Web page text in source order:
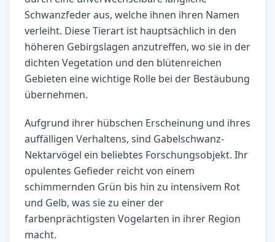
Schwanzfeder aus, welche ihnen ihren Namen
verleiht. Diese Tierart ist hauptsächlich in den
höheren Gebirgslagen anzutreffen, wo sie in der
dichten Vegetation und den blütenreichen
Gebieten eine wichtige Rolle bei der Bestäubung
übernehmen.
Aufgrund ihrer hübschen Erscheinung und ihres
auffälligen Verhaltens, sind Gabelschwanz-
Nektarvögel ein beliebtes Forschungsobjekt. Ihr
opulentes Gefieder reicht von einem
schimmernden Grün bis hin zu intensivem Rot
und Gelb, was sie zu einer der
farbenprächtigsten Vogelarten in ihrer Region
macht.